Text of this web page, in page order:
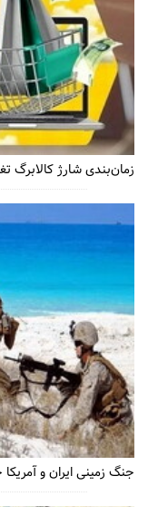
زمان‌بندی شارژ کالابرگ
جنگ زمینی ایران و